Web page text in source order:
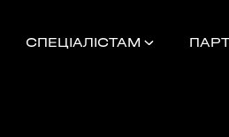
СПЕЦІАЛІСТАМ